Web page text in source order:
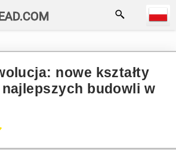
nowe kształty
budowli w